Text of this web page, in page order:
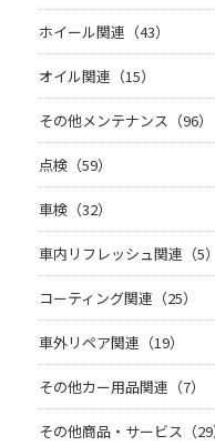
ホイール関連（43）
オイル関連（15）
その他メンテナンス（96）
点検（59）
車検（32）
車内リフレッシュ関連（5）
コーティング関連（25）
車外リペア関連（19）
その他カー用品関連（7）
その他商品・サービス（29